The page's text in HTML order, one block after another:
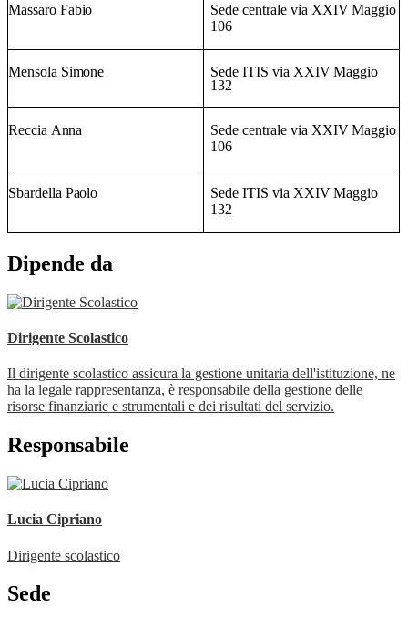
Massaro Fabio Sede centrale via XXIV Maggio
106
Mensola Simone Sede ITIS via XXIV Maggio
132
Reccia Anna Sede centrale via XXIV Maggio
106
Sbardella Paolo Sede ITIS via XXIV Maggio
132
Dipende da
Dirigente Scolastico
Il dirigente scolastico assicura la gestione unitaria dell'istituzione, ne
ha la legale rappresentanza, è responsabile della gestione delle
risorse finanziarie e strumentali e dei risultati del servizio.
Responsabile
Lucia Cipriano
Dirigente scolastico
Sede